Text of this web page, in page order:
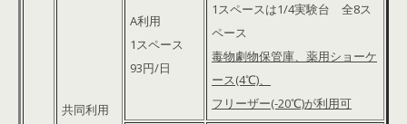
共同利用
A利用
1スペース
93円/日
1スペースは1/4実験台 全8ス
ペース
毒物劇物保管庫、薬用ショーケ
ース(4℃)、
フリーザー(-20℃)が利用可